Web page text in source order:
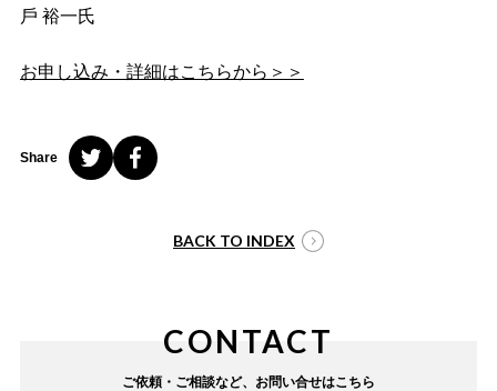
⼾ 裕⼀氏
お申し込み・詳細はこちらから＞＞
Share
BACK TO INDEX
CONTACT
ご依頼・ご相談など、 お問い合せはこちら